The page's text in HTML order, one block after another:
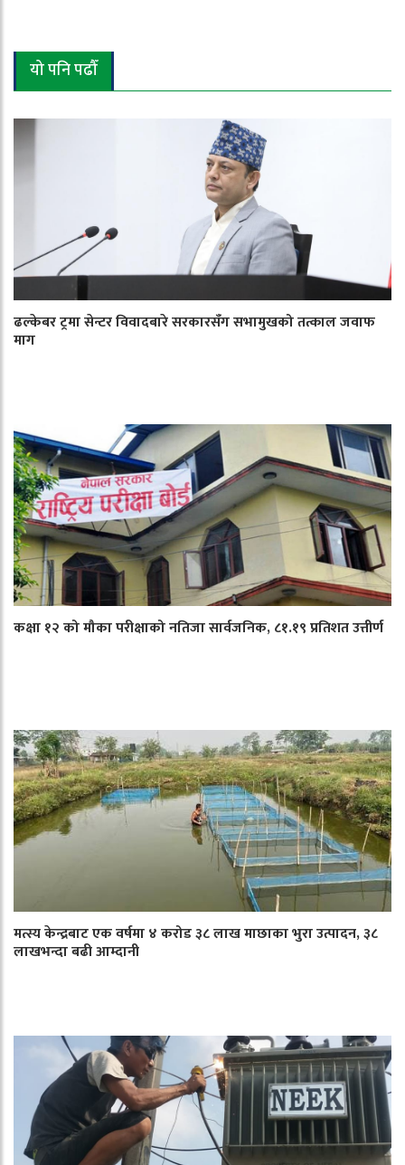
यो पनि पढौँ
ढल्केबर ट्रमा सेन्टर विवादबारे सरकारसँग सभामुखको तत्काल जवाफ
माग
कक्षा १२ को मौका परीक्षाको नतिजा सार्वजनिक, ८१.१९ प्रतिशत उत्तीर्ण
मत्स्य केन्द्रबाट एक वर्षमा ४ करोड ३८ लाख माछाका भुरा उत्पादन, ३८
लाखभन्दा बढी आम्दानी